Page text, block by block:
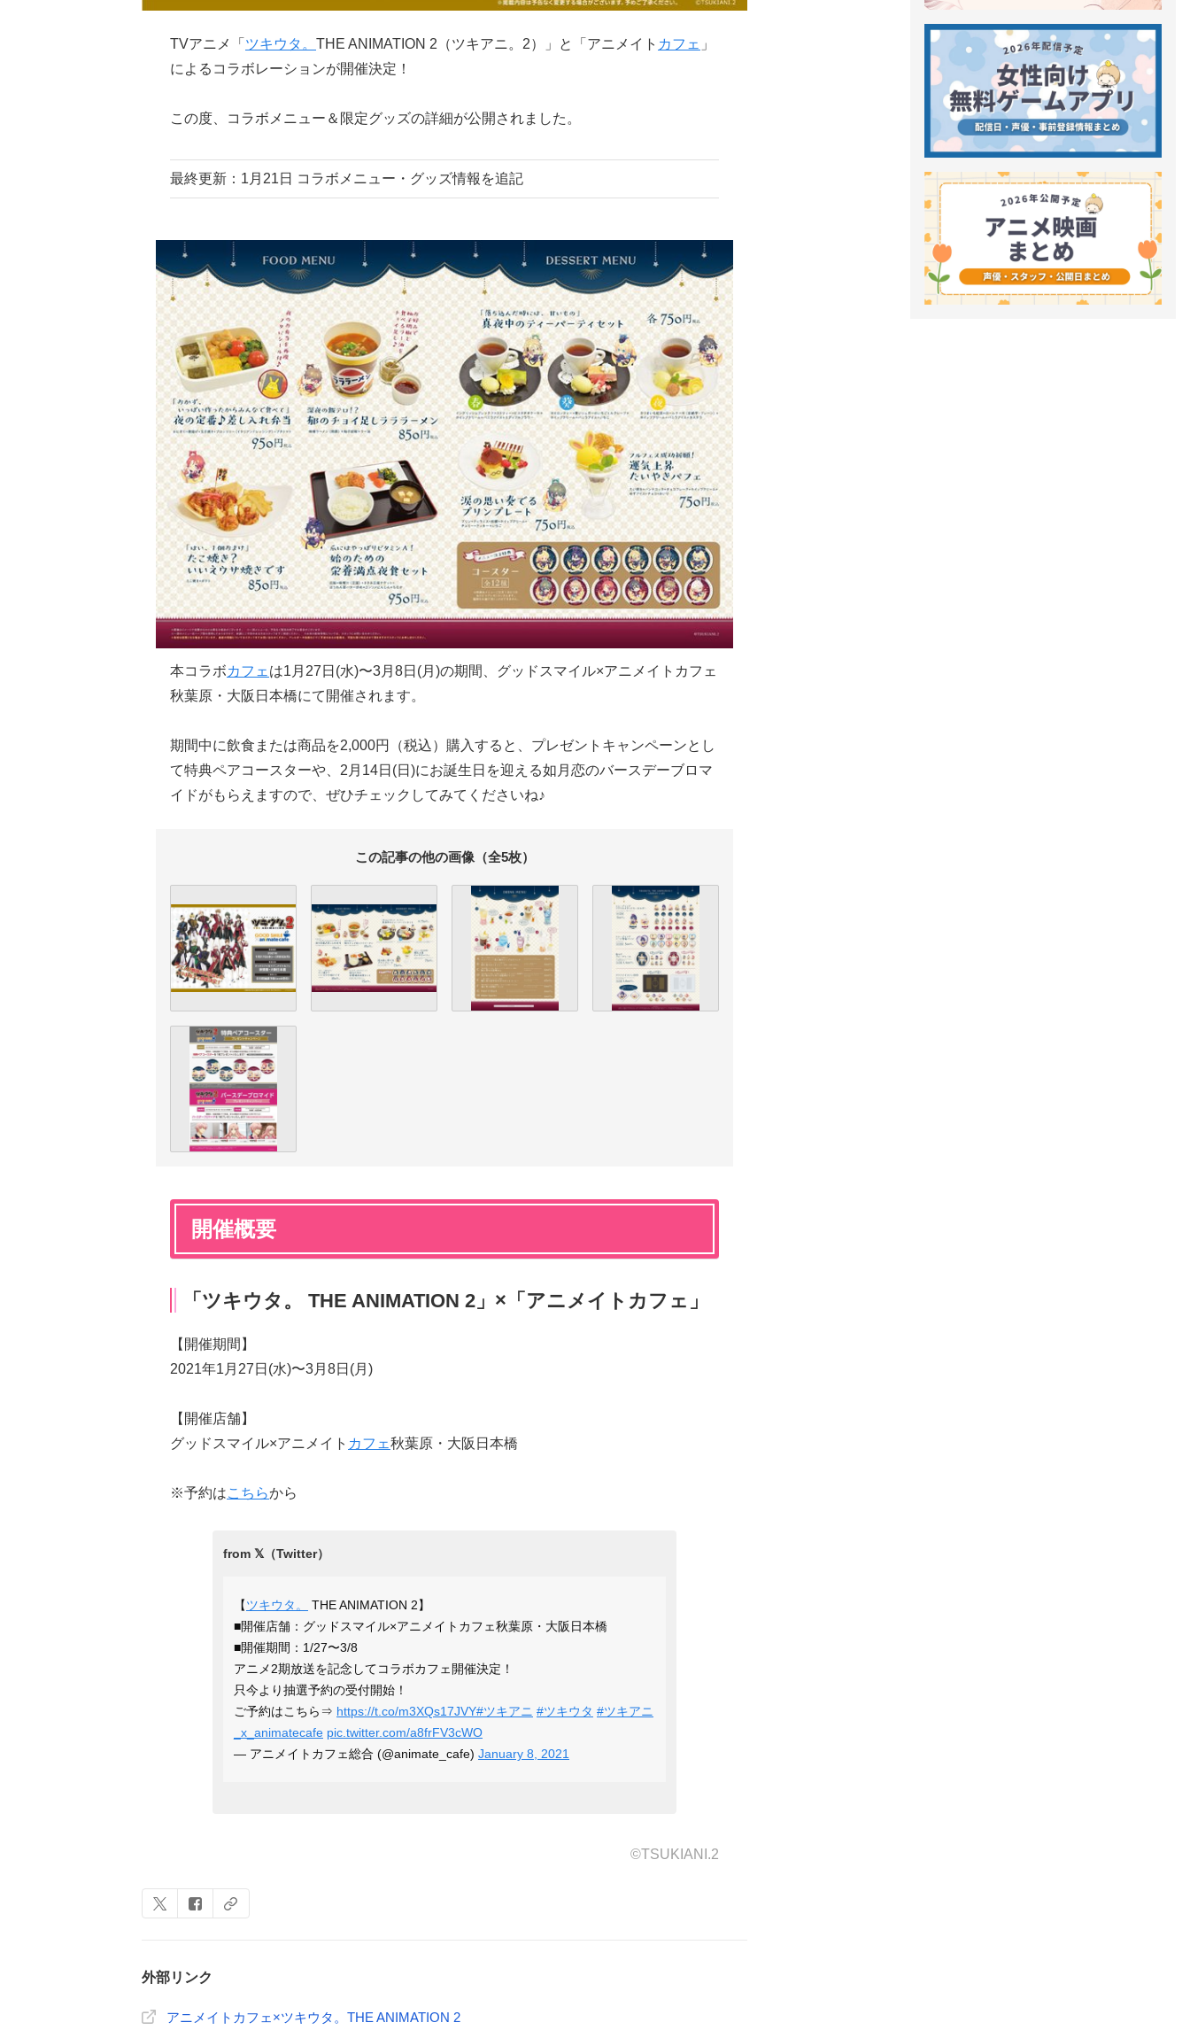
TVアニメ「 ツキウタ。 THE ANIMATION 2（ツキアニ。2）」と「アニメイト カフェ 」
によるコラボレーションが開催決定！
この度、コラボメニュー＆限定グッズの詳細が公開されました。
最終更新：1月21日 コラボメニュー・グッズ情報を追記
本コラボカフェ は1月27日(水)〜3月8日(月)の期間、グッドスマイル×アニメイトカフェ
秋葉原・大阪日本橋にて開催されます。
期間中に飲食または商品を2,000円（税込）購入すると、プレゼントキャンペーンとし
て特典ペアコースターや、2月14日(日)にお誕生日を迎える如月恋のバースデーブロマ
イドがもらえますので、ぜひチェックしてみてくださいね♪
この記事の他の画像（全5枚）
開催概要
「ツキウタ。 THE ANIMATION 2」×「アニメイトカフェ」
【開催期間】
2021年1月27日(水)〜3月8日(月)
【開催店舗】
グッドスマイル×アニメイト カフェ秋葉原・大阪日本橋
※予約はこちらから
【ツキウタ。
THE ANIMATION 2】
■開催店舗：グッドスマイル×アニメイトカフェ秋葉原・大阪日本橋
■開催期間：1/27〜3/8
アニメ2期放送を記念してコラボカフェ開催決定！
只今より抽選予約の受付開始！
ご予約はこちら⇒ https://t.co/m3XQs17JVY#ツキアニ #ツキウタ #ツキアニ
_x_animatecafe pic.twitter.com/a8frFV3cWO
— アニメイトカフェ総合 (@animate_cafe) January 8, 2021
©TSUKIANI.2
外部リンク
アニメイトカフェ×ツキウタ。THE ANIMATION 2